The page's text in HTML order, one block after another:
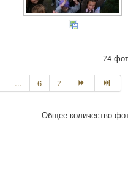
74
... 6 7
Общее количество